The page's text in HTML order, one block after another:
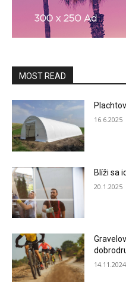
MOST READ
16.6.2025
Blíži sa
20.1.2025
14.11.2024